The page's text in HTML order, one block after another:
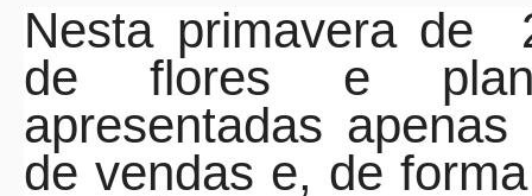
Nesta primavera de
de flores e
apresentadas
de vendas e, de